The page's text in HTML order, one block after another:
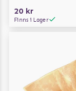
20 kr
Finns i Lager